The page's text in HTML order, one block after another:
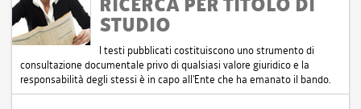
STUDIO
I testi pubblicati costituiscono uno strumento di
consultazione documentale privo di qualsiasi valore giuridico e la
responsabilità degli stessi è in capo all'Ente che ha emanato il bando.